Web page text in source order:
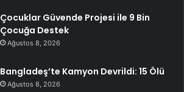
Çocuklar Güvende Projesi ile 9 Bin
Çocuğa Destek
Ağustos 8, 2026
Bangladeş’te Kamyon Devrildi: 15 Ölü
Ağustos 8, 2026